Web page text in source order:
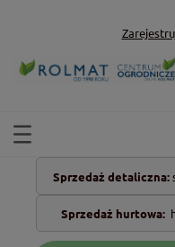
Sprzedaż detaliczna:
Sprzedaż hurtowa: